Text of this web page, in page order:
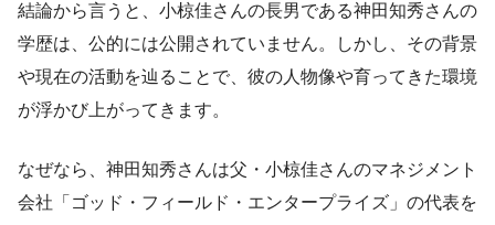
結論から言うと、小椋佳さんの長男である神田知秀さんの
学歴は、公的には公開されていません。しかし、その背景
や現在の活動を辿ることで、彼の人物像や育ってきた環境
が浮かび上がってきます。
なぜなら、神田知秀さんは父・小椋佳さんのマネジメント
会社「ゴッド・フィールド・エンタープライズ」の代表を